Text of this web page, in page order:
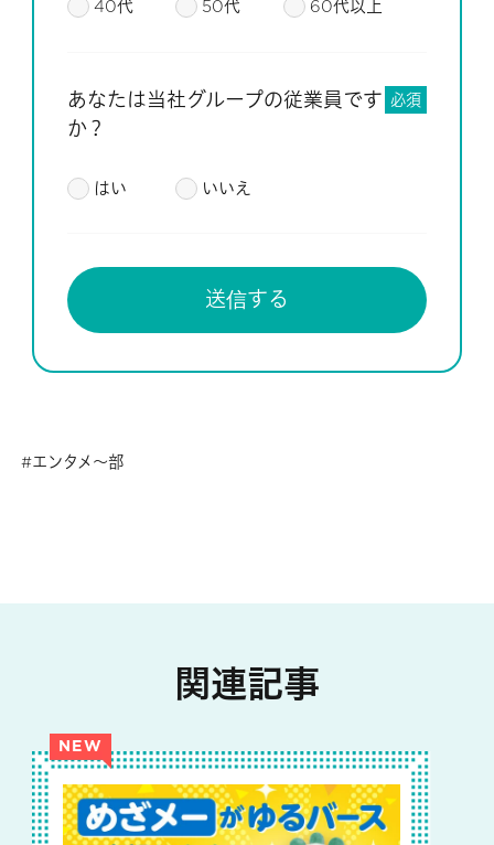
40代 50代 60代以上
あなたは当社グループの従業員です
か？
必須
はい いいえ
エンタメ～部
関連記事
NEW